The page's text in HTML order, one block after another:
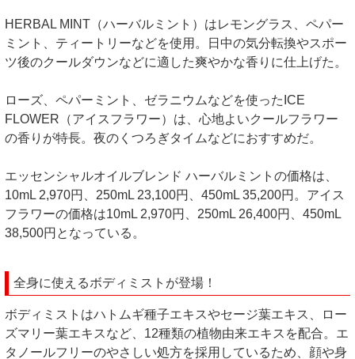
HERBAL MINT（ハーバルミント）はレモングラス、ペパー
ミント、ティートリーなどを使用。日中の気分転換やスポー
ツ後のクールダウンなどに適した爽やかな香りに仕上げた。
ローズ、ペパーミント、ゼラニウムなどを使ったICE
FLOWER（アイスフラワー）は、心地よいクールフラワー
の香りが特長。夜のくつろぎタイムなどにおすすめだ。
エッセンシャルオイルブレンド ハーバルミントの価格は、
10mL 2,970円、250mL 23,100円、450mL 35,200円。アイス
フラワーの価格は10mL 2,970円、250mL 26,400円、450mL
38,500円となっている。
全身に使えるボディミストが登場！
ボディミストはハトムギ種子エキスやセージ葉エキス、ロー
ズマリー葉エキスなど、12種類の植物由来エキスを配合。エ
タノールフリーのやさしい処方を採用しているため、顔や身